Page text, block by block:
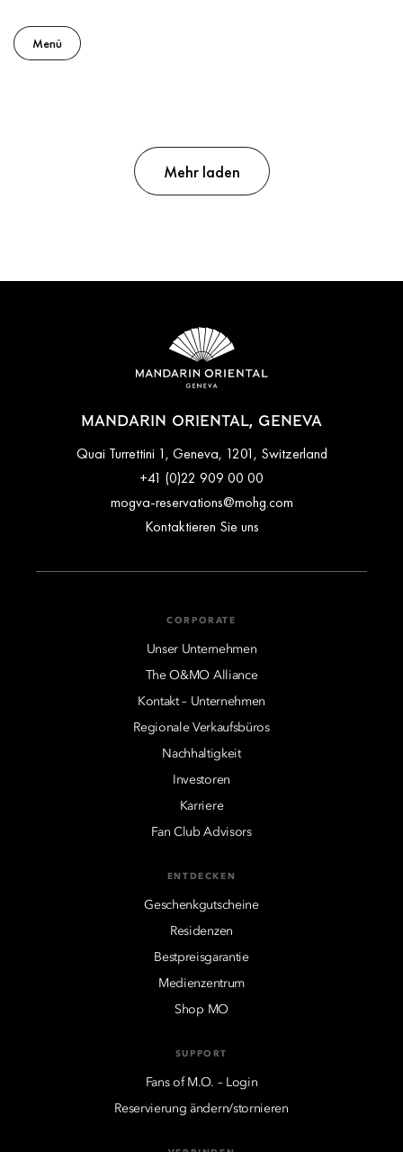
Menü
Mehr laden
MANDARIN ORIENTAL, GENEVA
Quai Turrettini 1, Geneva, 1201, Switzerland
+41 (0)22 909 00 00
mogva-reservations@mohg.com
Kontaktieren Sie uns
CORPORATE
Unser Unternehmen
The O&MO Alliance
Kontakt – Unternehmen
Regionale Verkaufsbüros
Nachhaltigkeit
Investoren
Karriere
Fan Club Advisors
ENTDECKEN
Geschenkgutscheine
Residenzen
Bestpreisgarantie
Medienzentrum
Shop MO
SUPPORT
Fans of M.O. – Login
Reservierung ändern/stornieren